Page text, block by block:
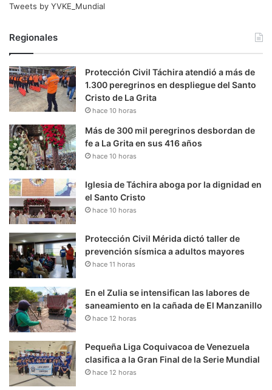
Tweets by YVKE_Mundial
Regionales
Protección Civil Táchira atendió a más de
1.300 peregrinos en despliegue del Santo
Cristo de La Grita
hace 10 horas
Más de 300 mil peregrinos desbordan de
fe a La Grita en sus 416 años
hace 10 horas
Iglesia de Táchira aboga por la dignidad en
el Santo Cristo
hace 10 horas
Protección Civil Mérida dictó taller de
prevención sísmica a adultos mayores
hace 11 horas
En el Zulia se intensifican las labores de
saneamiento en la cañada de El Manzanillo
hace 12 horas
Pequeña Liga Coquivacoa de Venezuela
clasifica a la Gran Final de la Serie Mundial
hace 12 horas